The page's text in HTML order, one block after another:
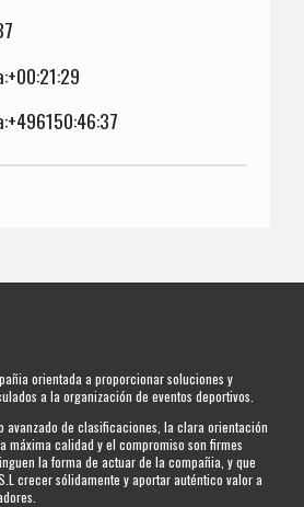
orientada a proporcionar soluciones y
a la organización de eventos deportivos.
avanzado de clasificaciones, la clara orientación
máxima calidad y el compromiso son firmes
la forma de actuar de la compañia, y que
crecer sólidamente y aportar auténtico valor a